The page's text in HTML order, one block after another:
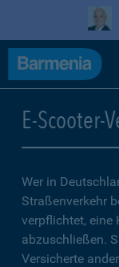
E-Scooter-
Wer in
Straßenverkehr
verpflichtet, eine
abzuschließen.
Versicherte